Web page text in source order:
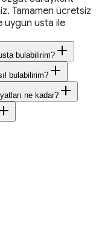
Tamamen ücretsiz
uygun usta ile
bulabilirim?
bulabilirim?
ne kadar?